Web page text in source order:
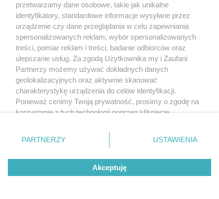
przetwarzamy dane osobowe, takie jak unikalne
identyfikatory, standardowe informacje wysyłane przez
urządzenie czy dane przeglądania w celu zapewniania
spersonalizowanych reklam, wybór spersonalizowanych
treści, pomiar reklam i treści, badanie odbiorców oraz
ulepszanie usług. Za zgodą Użytkownika my i Zaufani
Partnerzy możemy używać dokładnych danych
geolokalizacyjnych oraz aktywnie skanować
charakterystykę urządzenia do celów identyfikacji.
Ponieważ cenimy Twoją prywatność, prosimy o zgodę na
korzystanie z tych technologii poprzez kliknięcie
zmienić/wycofać klikając przycisk ustawień prywatności
znajdujący się w lewym dolnym rogu strony
rodzaje przetwarzania danych nie wymagają zgody
użytkownika, ale masz prawo sprzeciwić się takiemu
przetwarzaniu. Preferencje będą miały zastosowanie tylko
PARTNERZY USTAWIENIA
Akceptuję